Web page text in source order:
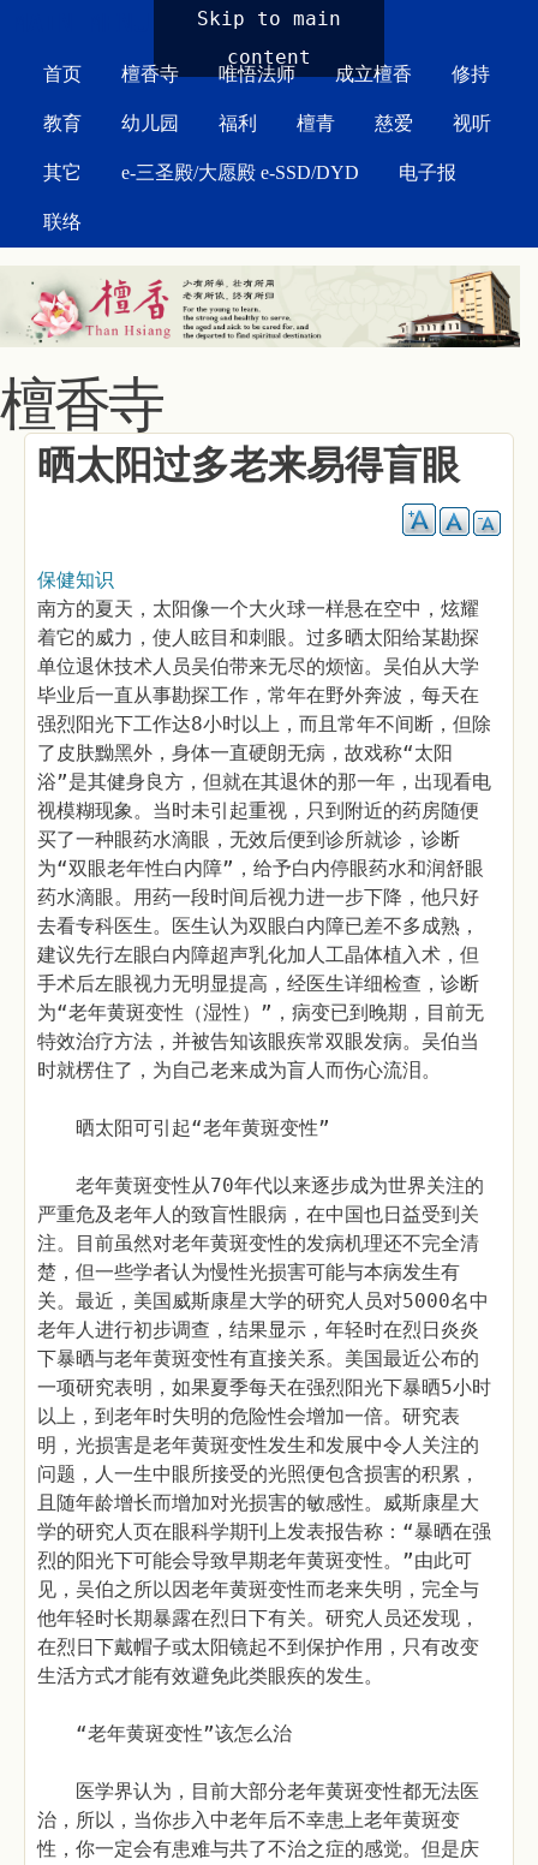
Skip to main
content
首页 檀香寺 唯悟法师 成立檀香 修持
教育 幼儿园 福利 檀青 慈爱 视听
其它 e-三圣殿/大愿殿 e-SSD/DYD 电子报
联络
檀香寺
晒太阳过多老来易得盲眼
保健知识
南方的夏天，太阳像一个大火球一样悬在空中，炫耀
着它的威力，使人眩目和刺眼。过多晒太阳给某勘探
单位退休技术人员吴伯带来无尽的烦恼。吴伯从大学
毕业后一直从事勘探工作，常年在野外奔波，每天在
强烈阳光下工作达8小时以上，而且常年不间断，但除
了皮肤黝黑外，身体一直硬朗无病，故戏称“太阳
浴”是其健身良方，但就在其退休的那一年，出现看电
视模糊现象。当时未引起重视，只到附近的药房随便
买了一种眼药水滴眼，无效后便到诊所就诊，诊断
为“双眼老年性白内障”，给予白内停眼药水和润舒眼
药水滴眼。用药一段时间后视力进一步下降，他只好
去看专科医生。医生认为双眼白内障已差不多成熟，
建议先行左眼白内障超声乳化加人工晶体植入术，但
手术后左眼视力无明显提高，经医生详细检查，诊断
为“老年黄斑变性（湿性）”，病变已到晚期，目前无
特效治疗方法，并被告知该眼疾常双眼发病。吴伯当
时就楞住了，为自己老来成为盲人而伤心流泪。
晒太阳可引起“老年黄斑变性”
老年黄斑变性从70年代以来逐步成为世界关注的
严重危及老年人的致盲性眼病，在中国也日益受到关
注。目前虽然对老年黄斑变性的发病机理还不完全清
楚，但一些学者认为慢性光损害可能与本病发生有
关。最近，美国威斯康星大学的研究人员对5000名中
老年人进行初步调查，结果显示，年轻时在烈日炎炎
下暴晒与老年黄斑变性有直接关系。美国最近公布的
一项研究表明，如果夏季每天在强烈阳光下暴晒5小时
以上，到老年时失明的危险性会增加一倍。研究表
明，光损害是老年黄斑变性发生和发展中令人关注的
问题，人一生中眼所接受的光照便包含损害的积累，
且随年龄增长而增加对光损害的敏感性。威斯康星大
学的研究人页在眼科学期刊上发表报告称：“暴晒在强
烈的阳光下可能会导致早期老年黄斑变性。”由此可
见，吴伯之所以因老年黄斑变性而老来失明，完全与
他年轻时长期暴露在烈日下有关。研究人员还发现，
在烈日下戴帽子或太阳镜起不到保护作用，只有改变
生活方式才能有效避免此类眼疾的发生。
“老年黄斑变性”该怎么治
医学界认为，目前大部分老年黄斑变性都无法医
治，所以，当你步入中老年后不幸患上老年黄斑变
性，你一定会有患难与共了不治之症的感觉。但是庆